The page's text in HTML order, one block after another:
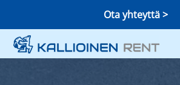
Ota yhteyttä >